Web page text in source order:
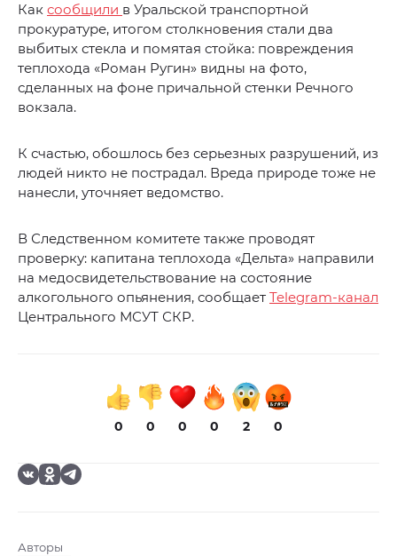
Как сообщили в Уральской транспортной
прокуратуре, итогом столкновения стали два
выбитых стекла и помятая стойка: повреждения
теплохода «Роман Ругин» видны на фото,
сделанных на фоне причальной стенки Речного
вокзала.
К счастью, обошлось без серьезных разрушений, из
людей никто не пострадал. Вреда природе тоже не
нанесли, уточняет ведомство.
В Следственном комитете также проводят
проверку: капитана теплохода «Дельта» направили
на медосвидетельствование на состояние
алкогольного опьянения, сообщает Telegram-канал
Центрального МСУТ СКР.
0 0 0 0 2 0
Авторы